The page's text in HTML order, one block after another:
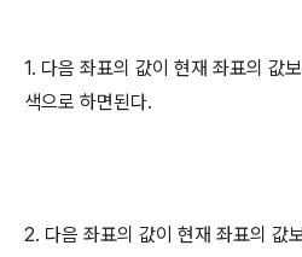
1. 다음 좌표의 값이 현재 좌표의 값
색으로 하면된다.
2. 다음 좌표의 값이 현재 좌표의 값